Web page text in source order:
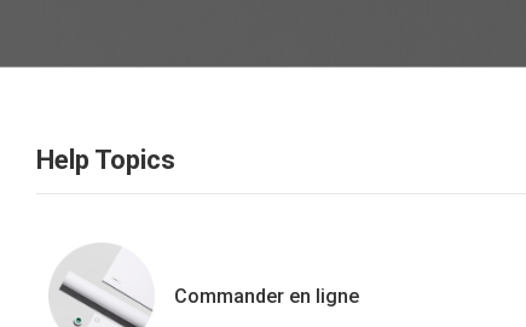
Help Topics
Commander en ligne